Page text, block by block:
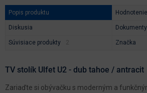
Popis produktu Hodnotenie
Diskusia
Súvisiace produkty Značka
TV stolík Ulfet U2 - dub tahoe / antracit
Zariaďte si obývačku s moderným a